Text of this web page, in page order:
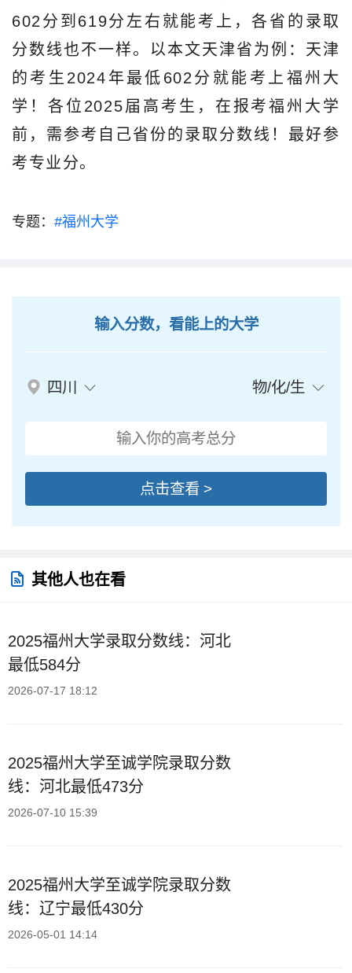
602分到619分左右就能考上，各省的录取
分数线也不一样。以本文天津省为例：天津
的考生2024年最低602分就能考上福州大
学！各位2025届高考生，在报考福州大学
前，需参考自己省份的录取分数线！最好参
考专业分。
专题： #福州大学
输入分数，看能上的大学
四川 物/化/生
点击查看 >
其他人也在看
2025福州大学录取分数线：河北
最低584分
2026-07-17 18:12
2025福州大学至诚学院录取分数
线：河北最低473分
2026-07-10 15:39
2025福州大学至诚学院录取分数
线：辽宁最低430分
2026-05-01 14:14